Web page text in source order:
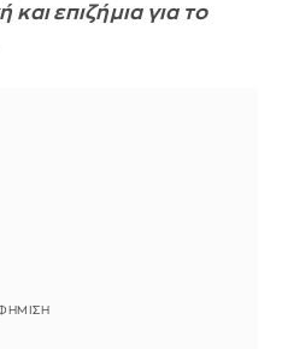
επιζήμια για το